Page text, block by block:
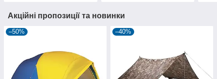
Акційні пропозиції та новинки
–50% –40%